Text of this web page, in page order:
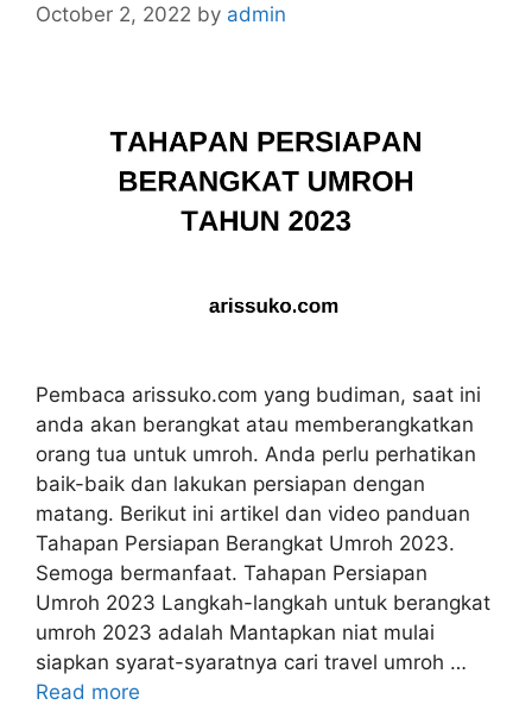
October 2, 2022 by admin
Pembaca arissuko.com yang budiman, saat ini
anda akan berangkat atau memberangkatkan
orang tua untuk umroh. Anda perlu perhatikan
baik-baik dan lakukan persiapan dengan
matang. Berikut ini artikel dan video panduan
Tahapan Persiapan Berangkat Umroh 2023.
Semoga bermanfaat. Tahapan Persiapan
Umroh 2023 Langkah-langkah untuk berangkat
umroh 2023 adalah Mantapkan niat mulai
siapkan syarat-syaratnya cari travel umroh …
Read more